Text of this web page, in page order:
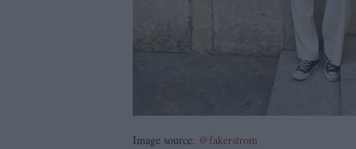
Image source: @fakerstrom